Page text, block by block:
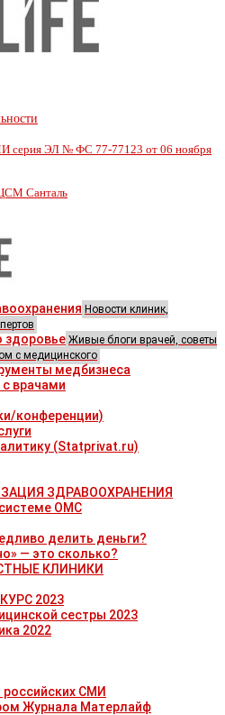
серия ЭЛ № ФС 77-77123 от 06 ноября
Санталь
Новости клиник,
здоровье Живые блоги врачей, советы
с медицинского
медбизнеса
врачами
конференции)
(Statprivat.ru)
ЗДРАВООХРАНЕНИЯ
ОМС
делить деньги?
— это сколько?
КЛИНИКИ
2023
сестры 2023
2022
российских СМИ
Журнала Матерлайф